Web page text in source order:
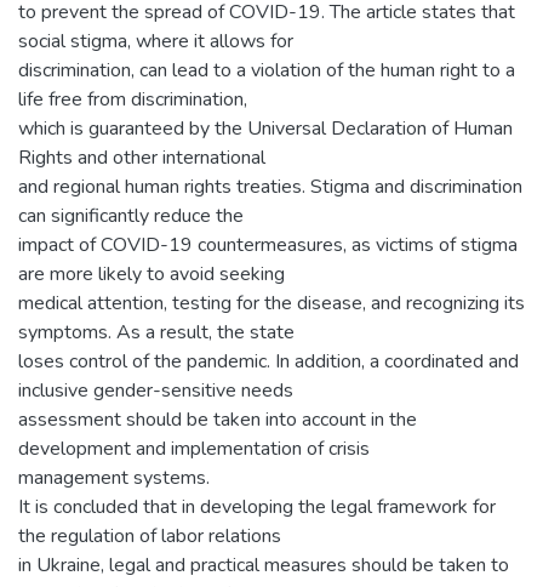
to prevent the spread of COVID-19. The article states that
social stigma, where it allows for
discrimination, can lead to a violation of the human right to a
life free from discrimination,
which is guaranteed by the Universal Declaration of Human
Rights and other international
and regional human rights treaties. Stigma and discrimination
can significantly reduce the
impact of COVID-19 countermeasures, as victims of stigma
are more likely to avoid seeking
medical attention, testing for the disease, and recognizing its
symptoms. As a result, the state
loses control of the pandemic. In addition, a coordinated and
inclusive gender-sensitive needs
assessment should be taken into account in the
development and implementation of crisis
management systems.
It is concluded that in developing the legal framework for
the regulation of labor relations
in Ukraine, legal and practical measures should be taken to